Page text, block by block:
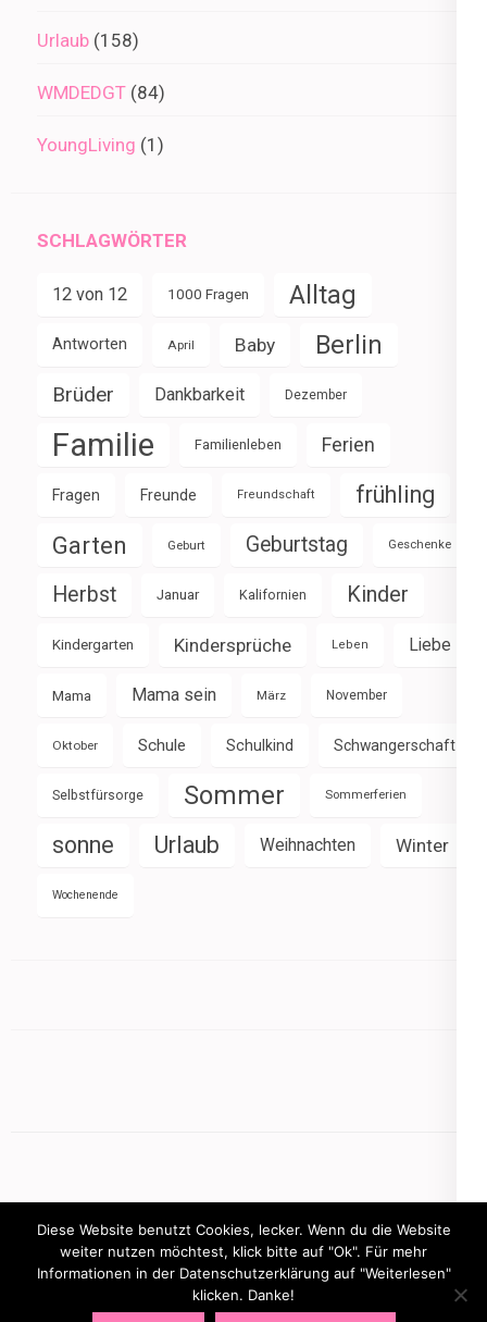
Urlaub (158)
WMDEDGT (84)
YoungLiving (1)
SCHLAGWÖRTER
12 von 12 1000 Fragen Alltag
Antworten April Baby Berlin
Brüder Dankbarkeit Dezember
Familie Familienleben Ferien
Fragen Freunde Freundschaft frühling
Garten Geburt Geburtstag Geschenke
Herbst Januar Kalifornien Kinder
Kindergarten Kindersprüche Leben Liebe
Mama Mama sein März November
Oktober Schule Schulkind Schwangerschaft
Selbstfürsorge Sommer Sommerferien
sonne Urlaub Weihnachten Winter
Wochenende
mamasbusiness.de
Diese Website benutzt Cookies, lecker. Wenn du die Website
weiter nutzen möchtest, klick bitte auf "Ok". Für mehr
Informationen in der Datenschutzerklärung auf "Weiterlesen"
klicken. Danke!